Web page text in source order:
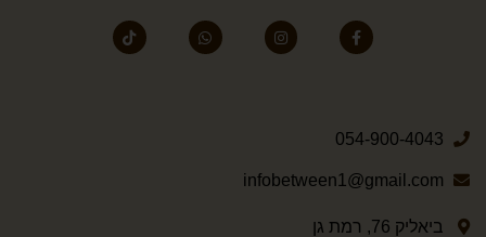
054-900-4043
infobetween1@gmail.com
ביאליק 76, רמת גן